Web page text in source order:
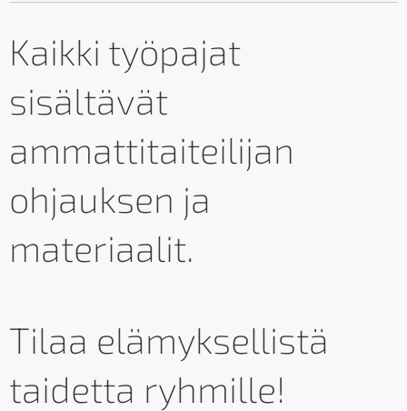
Kaikki työpajat
sisältävät
ammattitaiteilijan
ohjauksen ja
materiaalit.
Tilaa elämyksellistä
taidetta ryhmille!